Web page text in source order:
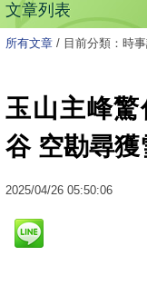
文章列表
所有文章 / 目前分類：時
玉山主峰
谷 空勘尋獲
2025/04/26 05:50:06